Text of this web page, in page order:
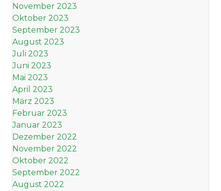
November 2023
Oktober 2023
September 2023
August 2023
Juli 2023
Juni 2023
Mai 2023
April 2023
März 2023
Februar 2023
Januar 2023
Dezember 2022
November 2022
Oktober 2022
September 2022
August 2022